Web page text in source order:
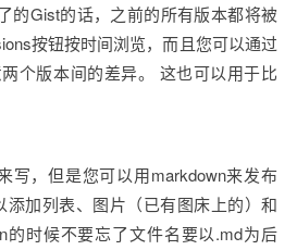
的Gist的话，之前的所有版本都将被
按钮按时间浏览，而且您可以通过
个版本间的差异。 这也可以用于比
写，但是您可以用markdown来发布
添加列表、图片（已有图床上的）和
的时候不要忘了文件名要以.md为后